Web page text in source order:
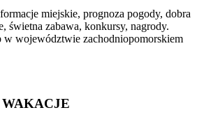
miejskie, prognoza pogody, dobra
świetna zabawa, konkursy, nagrody.
w województwie zachodniopomorskiem